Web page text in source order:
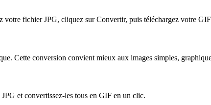
votre fichierJPG, cliquez sur Convertir, puis téléchargez votre GIF
Cette conversion convient mieux aux images simples,
JPG et convertissez-les tous en GIF en un clic.